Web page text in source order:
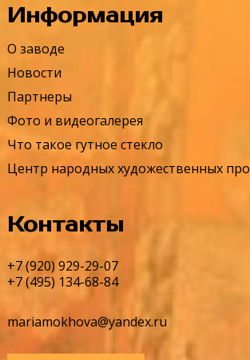
Информация
О заводе
Новости
Партнеры
Фото и видеогалерея
Что такое гутное стекло
Центр народных художественных
Контакты
+7 (920) 929-29-07
+7 (495) 134-68-84
mariamokhova@yandex.ru